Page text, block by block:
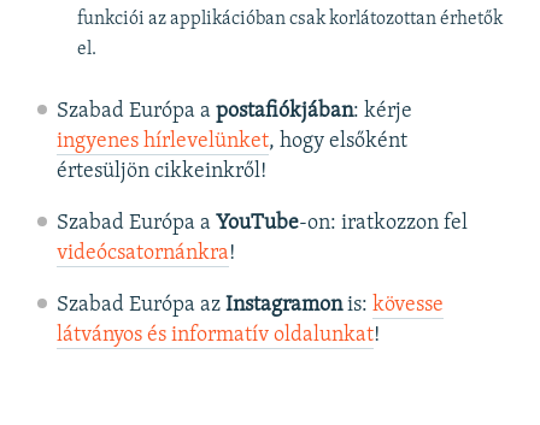
funkciói az applikációban csak korlátozottan érhetők
el.
Szabad Európa a postafiókjában: kérje
ingyenes hírlevelünket, hogy elsőként
értesüljön cikkeinkről!
Szabad Európa a YouTube-on: iratkozzon fel
videócsatornánkra!
Szabad Európa az Instagramonis: kövesse
látványos és informatív oldalunkat! ​